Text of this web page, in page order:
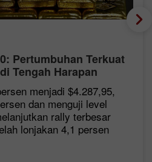
Pertumbuhan Terkuat
Tengah Harapan
menjadi $4.287,95,
dan menguji level
rally terbesar
lonjakan 4,1 persen